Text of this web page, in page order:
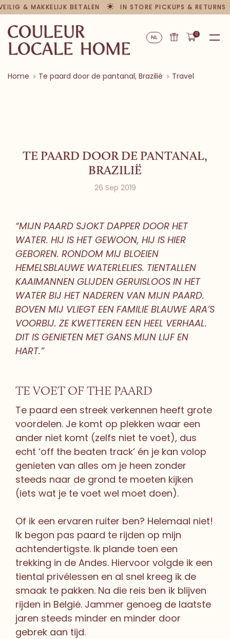
& MAKKELIJK BETALEN IN STORE PICKUPS & RETURNS
NL 0
Home Te paard door de pantanal, Brazilië Travel
TE PAARD DOOR DE PANTANAL,
BRAZILIË
26 Sep 2019
“MIJN PAARD SJOKT DAPPER DOOR HET
WATER. HIJ IS HET GEWOON, HIJ IS HIER
GEBOREN. RONDOM MIJ BLOEIEN
HEMELSBLAUWE WATERLELIES. TIENTALLEN
KAAIMANNEN GLIJDEN GERUISLOOS IN HET
WATER BIJ HET NADEREN VAN MIJN PAARD.
BOVEN MIJ VLIEGT EEN FAMILIE BLAUWE ARA’S
VOORBIJ. ZE KWETTEREN EEN HEEL VERHAAL.
DIT IS GENIETEN MET GANS MIJN LIJF EN
HART.”
TE VOET OF THE PAARD
Te paard een streek verkennen heeft grote
voordelen. Je komt op plekken waar een
ander niet komt (zelfs niet te voet), dus
echt ‘off the beaten track’ én je kan volop
genieten van alles om je heen zonder
steeds naar de grond te moeten kijken
(iets wat je te voet wel moet doen).
Of ik een ervaren ruiter ben? Helemaal niet!
Ik begon pas paard te rijden op mijn
achtendertigste. Ik plande toen een
trekking in de Andes. Hiervoor volgde ik een
tiental privélessen en al snel kreeg ik de
smaak te pakken. Na die reis ben ik blijven
rijden in België. Jammer genoeg de laatste
jaren steeds minder en minder door
gebrek aan tijd.